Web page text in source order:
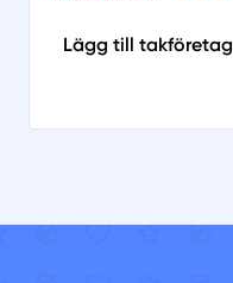
Lägg till takföretag